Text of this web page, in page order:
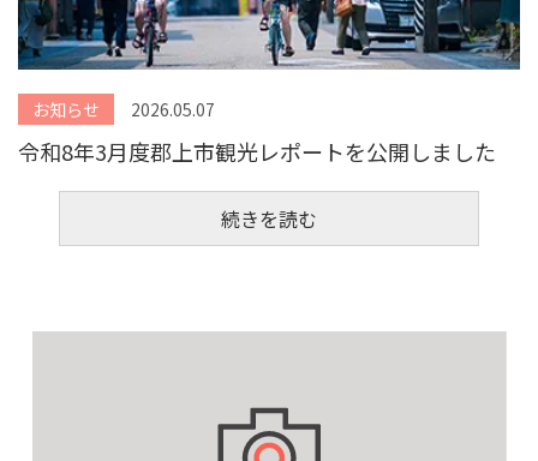
お知らせ 2026.05.07
令和8年3月度郡上市観光レポートを公開しました
続きを読む